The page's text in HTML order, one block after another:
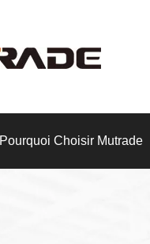
Pourquoi Choisir Mutrade